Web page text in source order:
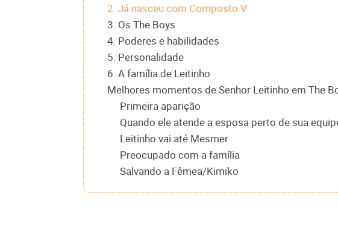
2. Já nasceu com Composto V
3. Os The Boys
4. Poderes e habilidades
5. Personalidade
6. A família de Leitinho
Melhores momentos de Senhor Leitinho em The
Primeira aparição
Quando ele atende a esposa perto de sua
Leitinho vai até Mesmer
Preocupado com a família
Salvando a Fêmea/Kimiko